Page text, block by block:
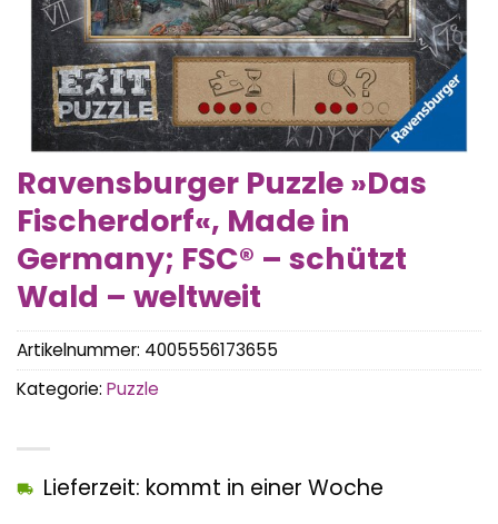
Ravensburger Puzzle »Das
Fischerdorf«, Made in
Germany; FSC® – schützt
Wald – weltweit
Lieferzeit: kommt in einer Woche
Artikelnummer: 4005556173655
Kategorie: Puzzle